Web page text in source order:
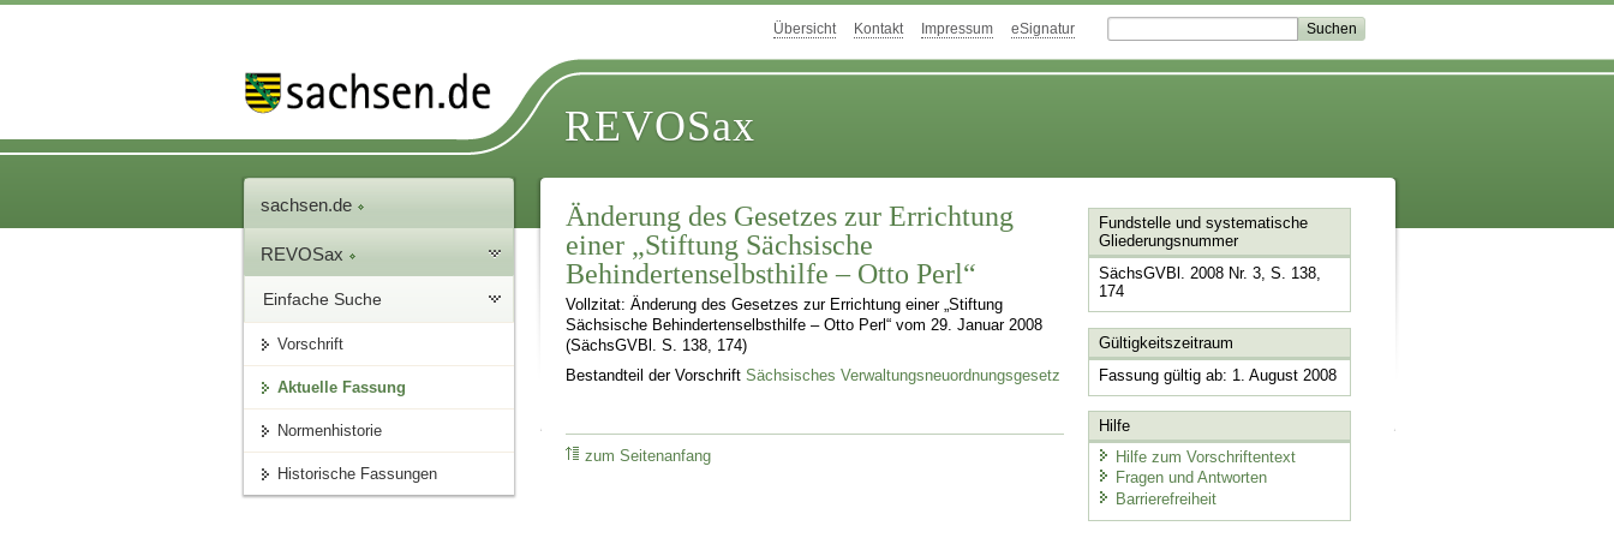
Übersicht Kontakt Impressum eSignatur
REVOSax
sachsen.de
REVOSax
Einfache Suche
Vorschrift
Aktuelle Fassung
Normenhistorie
Historische Fassungen
Änderung des Gesetzes zur Errichtung
einer „Stiftung Sächsische
Behindertenselbsthilfe – Otto Perl“
Vollzitat: Änderung des Gesetzes zur Errichtung einer „Stiftung
Sächsische Behindertenselbsthilfe – Otto Perl“ vom 29. Januar 2008
(SächsGVBl. S. 138, 174)
Bestandteil der VorschriftSächsisches Verwaltungsneuordnungsgesetz
zum Seitenanfang
Fundstelle und systematische
Gliederungsnummer
SächsGVBl. 2008 Nr. 3, S. 138,
174
Gültigkeitszeitraum
Fassung gültig ab: 1. August 2008
Hilfe
Hilfe zum Vorschriftentext
Fragen und Antworten
Barrierefreiheit